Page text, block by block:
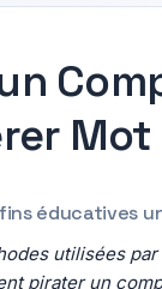
Mot
fins éducatives
utilisées
pirater un